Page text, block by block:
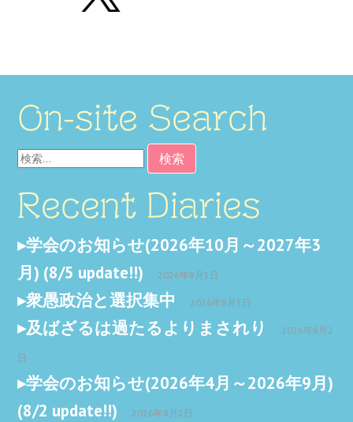
On-site Search
検
索:
Recent Diaries
学会のお知らせ(2026年10月～2027年3
月) (8/5 update!!)
2026年8月5日
衆愚政治と選択集中 2026年8月5日
及ばざるは過たるよりまされり 2026年8月2
日
学会のお知らせ(2026年4月～2026年9月)
(8/2 update!!)
2026年8月2日